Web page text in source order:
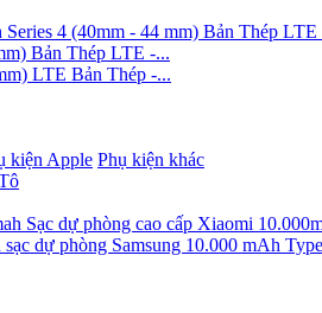
Series 4 (40mm - 44 mm) Bản Thép LTE
Bản Thép LTE -...
LTE Bản Thép -...
kiện Apple Phụ kiện khác
Sạc dự phòng cao cấp Xiaomi
sạc dự phòng Samsung 10.000 mAh